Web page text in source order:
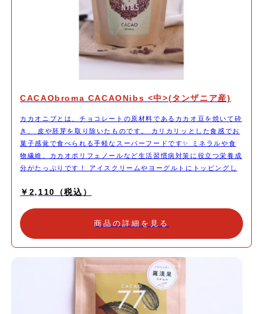
CACAObroma CACAONibs <中>(タンザニア産)
カカオニブとは、チョコレートの原材料であるカカオ豆を焼いて砕
き、 皮や胚芽を取り除いたものです。 カリカリッとした食感でお
菓子感覚で食べられる手軽なスーパーフードです✨ ミネラルや食
物繊維、カカオポリフェノールなど生活習慣病対策に役立つ栄養成
分がたっぷりです！ アイスクリームやヨーグルトにトッピングし
い。
￥2,110（税込）
商品の詳細を見る